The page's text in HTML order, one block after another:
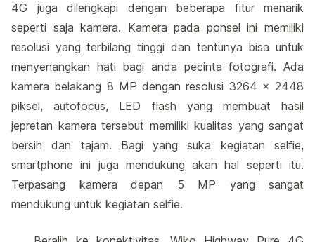
4G juga dilengkapi dengan beberapa fitur menarik
seperti saja kamera. Kamera pada ponsel ini memiliki
resolusi yang terbilang tinggi dan tentunya bisa untuk
menyenangkan hati bagi anda pecinta fotografi. Ada
kamera belakang 8 MP dengan resolusi 3264 x 2448
piksel, autofocus, LED flash yang membuat hasil
jepretan kamera tersebut memiliki kualitas yang sangat
bersih dan tajam. Bagi yang suka kegiatan selfie,
smartphone ini juga mendukung akan hal seperti itu.
Terpasang kamera depan 5 MP yang sangat
mendukung untuk kegiatan selfie.